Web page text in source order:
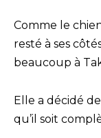
Comme le
resté à ses
beaucoup à
Elle a décidé
qu’il soit